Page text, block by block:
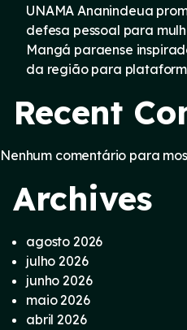
UNAMA Ananindeua
defesa pessoal para
Mangá paraense
da região para
Recent
Nenhum comentário para
Archives
agosto 2026
julho 2026
junho 2026
maio 2026
abril 2026